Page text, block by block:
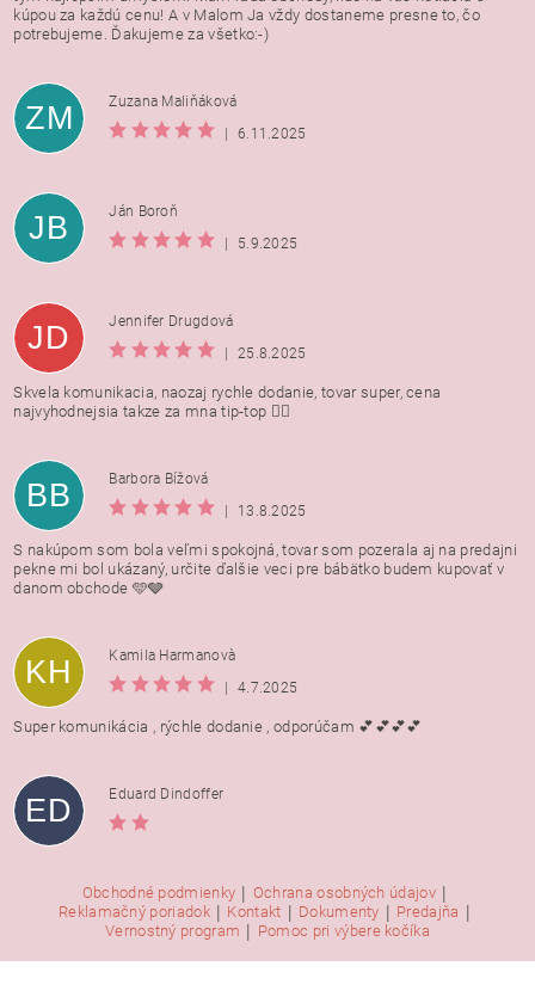
kúpou za každú cenu! A v Malom Ja vždy dostaneme presne to, čo
potrebujeme. Ďakujeme za všetko:-)
ZM
Zuzana Maliňáková
6.11.2025
JB
Ján Boroň
5.9.2025
JD
Jennifer Drugdová
25.8.2025
Skvela komunikacia, naozaj rychle dodanie, tovar super, cena
najvyhodnejsia takze za mna tip-top 👍🏻
BB
Barbora Bížová
13.8.2025
S nakúpom som bola veľmi spokojná, tovar som pozerala aj na predajni
pekne mi bol ukázaný, určite ďalšie veci pre bábätko budem kupovať v
danom obchode 🩵🩶
KH
Kamila Harmanovà
4.7.2025
Super komunikácia , rýchle dodanie , odporúčam 💕💕💕💕
ED Eduard Dindoffer
Obchodné podmienky | Ochrana osobných údajov |
Reklamačný poriadok | Kontakt | Dokumenty | Predajňa |
Vernostný program | Pomoc pri výbere kočíka